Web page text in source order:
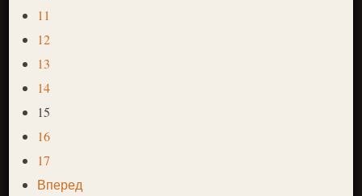
11
12
13
14
15
16
17
Вперед